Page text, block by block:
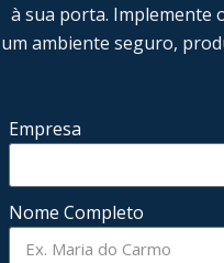
à sua porta. Implemente
um ambiente seguro,
Empresa
Nome Completo